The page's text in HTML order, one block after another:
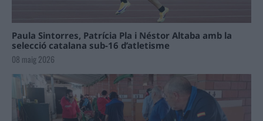
Paula Sintorres, Patrícia Pla i Néstor Altaba amb la
selecció catalana sub-16 d’atletisme
08 maig 2026